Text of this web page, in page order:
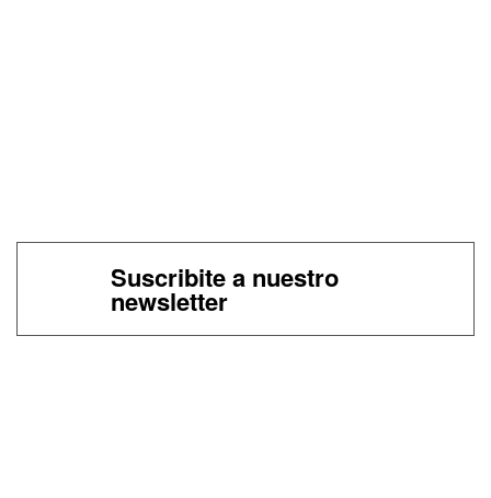
Suscribite a nuestro
newsletter